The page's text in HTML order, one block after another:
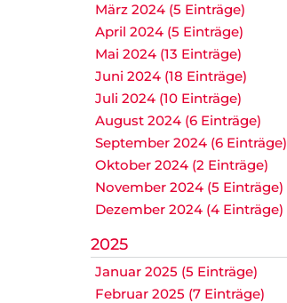
März 2024 (5 Einträge)
April 2024 (5 Einträge)
Mai 2024 (13 Einträge)
Juni 2024 (18 Einträge)
Juli 2024 (10 Einträge)
August 2024 (6 Einträge)
September 2024 (6 Einträge)
Oktober 2024 (2 Einträge)
November 2024 (5 Einträge)
Dezember 2024 (4 Einträge)
2025
Januar 2025 (5 Einträge)
Februar 2025 (7 Einträge)